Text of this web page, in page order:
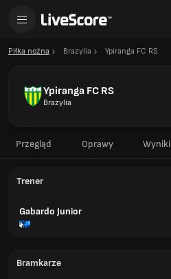
Piłka nożna Brazylia Ypiranga FC RS
Ypiranga FC RS
Brazylia
Przegląd Oprawy Wyniki
Trener
Gabardo Junior
Bramkarze